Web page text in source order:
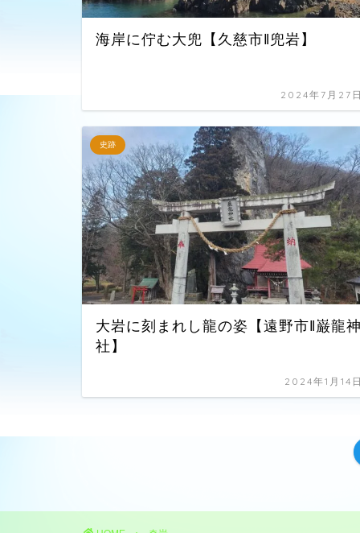
海岸に佇む大兜【久慈市‖兜岩】
2024年7月27日
史跡
大岩に刻まれし龍の姿【遠野市‖巌龍神
社】
2024年1月14日